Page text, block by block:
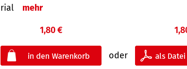
rial
mehr
1,80 €
oder